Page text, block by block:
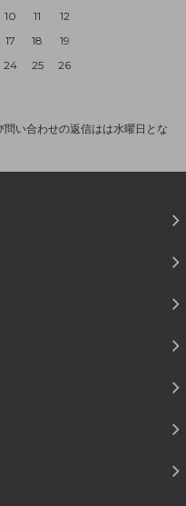
10 11
12
17 18
19
24 25
26
い合わせの返信はは水曜日とな